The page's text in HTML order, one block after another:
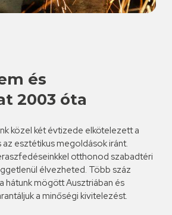
és
2003 óta
közel két évtizede elkötelezett a
esztétikus megoldások iránt.
otthonod szabadtéri
élvezheted. Több száz
hátunk mögött Ausztriában és
a minőségi kivitelezést.